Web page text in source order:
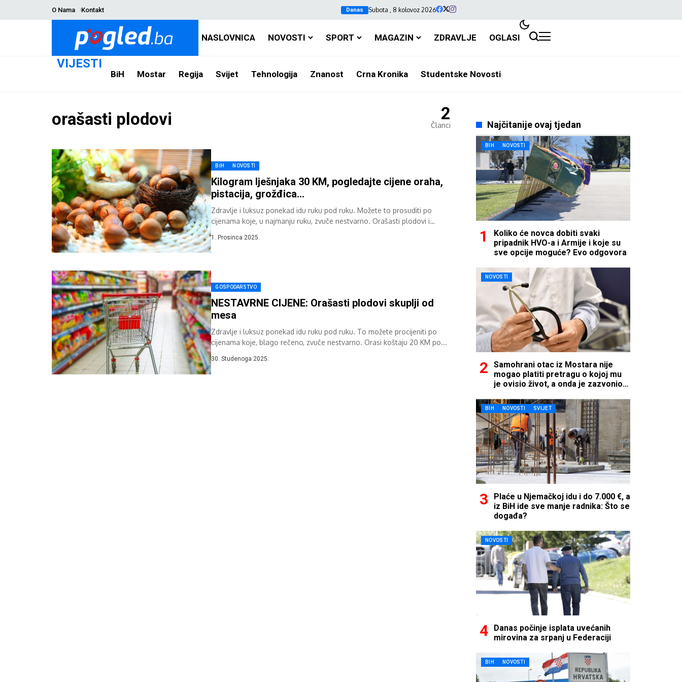
O Nama Kontakt Danas Subota , 8 kolovoz 2026
NASLOVNICA NOVOSTI SPORT MAGAZIN ZDRAVLJE OGLASI
VIJESTI
BiH Mostar Regija Svijet Tehnologija Znanost Crna Kronika Studentske Novosti
orašasti plodovi 2
Članci
BIH NOVOSTI
Kilogram lješnjaka 30 KM, pogledajte cijene oraha,
pistacija, grožđica…
Zdravlje i luksuz ponekad idu ruku pod ruku. Možete to prosuditi po
cijenama koje, u najmanju ruku, zvuče nestvarno. Orašasti plodovi i
1. Prosinca 2025.
GOSPODARSTVO
NESTAVRNE CIJENE: Orašasti plodovi skuplji od
mesa
Zdravlje i luksuz ponekad idu ruku pod ruku. To možete procijeniti po
cijenama koje, blago rečeno, zvuče nestvarno. Orasi koštaju 20 KM po...
30. Studenoga 2025.
Najčitanije ovaj tjedan
BIH NOVOSTI
Koliko će novca dobiti svaki
pripadnik HVO-a i Armije i koje su
sve opcije moguće? Evo odgovora
NOVOSTI
Samohrani otac iz Mostara nije
mogao platiti pretragu o kojoj mu
je ovisio život, a onda je zazvonio
BIH NOVOSTI SVIJET
Plaće u Njemačkoj idu i do 7.000 €, a
iz BiH ide sve manje radnika: Što se
događa?
NOVOSTI
Danas počinje isplata uvećanih
mirovina za srpanj u Federaciji
BIH NOVOSTI